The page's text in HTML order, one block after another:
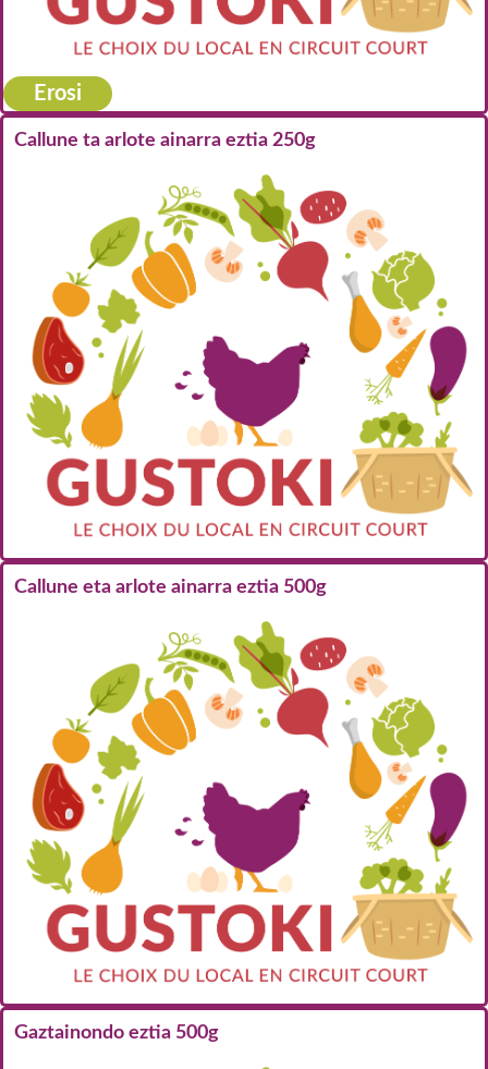
Erosi
Callune ta arlote ainarra eztia 250g
Callune eta arlote ainarra eztia 500g
Gaztainondo eztia 500g